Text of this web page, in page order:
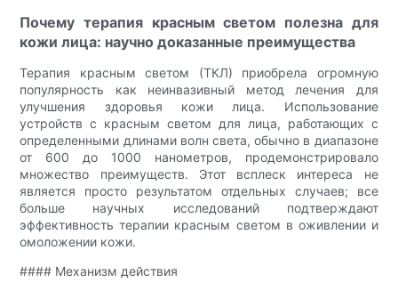
Почему терапия красным светом полезна для
кожи лица: научно доказанные преимущества
Терапия красным светом (ТКЛ) приобрела огромную
популярность как неинвазивный метод лечения для
улучшения здоровья кожи лица. Использование
устройств с красным светом для лица, работающих с
определенными длинами волн света, обычно в диапазоне
от 600 до 1000 нанометров, продемонстрировало
множество преимуществ. Этот всплеск интереса не
является просто результатом отдельных случаев; все
больше научных исследований подтверждают
эффективность терапии красным светом в оживлении и
омоложении кожи.
#### Механизм действия